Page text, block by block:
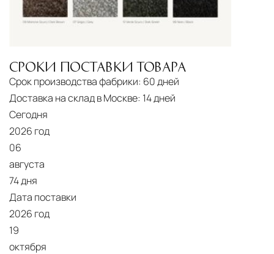
СРОКИ ПОСТАВКИ ТОВАРА
Срок производства фабрики: 60 дней
Доставка на склад в Москве: 14 дней
Сегодня
2026 год
06
августа
74 дня
Дата поставки
2026 год
19
октября